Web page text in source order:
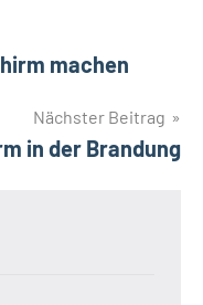
machen
Nächster Beitrag
in der Brandung